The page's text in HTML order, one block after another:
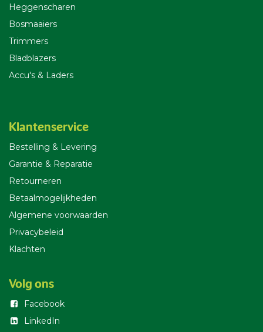
Heggenscharen
Bosmaaiers
Trimmers
Bladblazers
Accu's & Laders
Klantenservice
Bestelling & Levering
Garantie & Reparatie
Retourneren
Betaalmogelijkheden
Algemene voorwaarden
Privacybeleid
Klachten
Volg ons
Facebook
LinkedIn